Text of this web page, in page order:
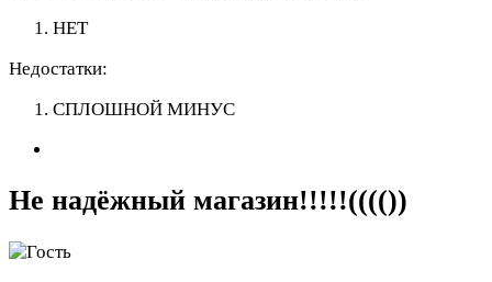
НЕТ
Недостатки:
СПЛОШНОЙ МИНУС
Не надёжный магазин!!!!!(((())